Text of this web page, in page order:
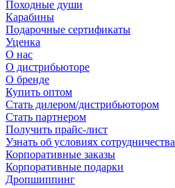
Походные души
Карабины
Подарочные сертификаты
Уценка
О нас
О дистрибьюторе
О бренде
Купить оптом
Стать дилером/дистрибьютором
Стать партнером
Получить прайс-лист
Узнать об условиях сотрудничества
Корпоративные заказы
Корпоративные подарки
Дропшиппинг